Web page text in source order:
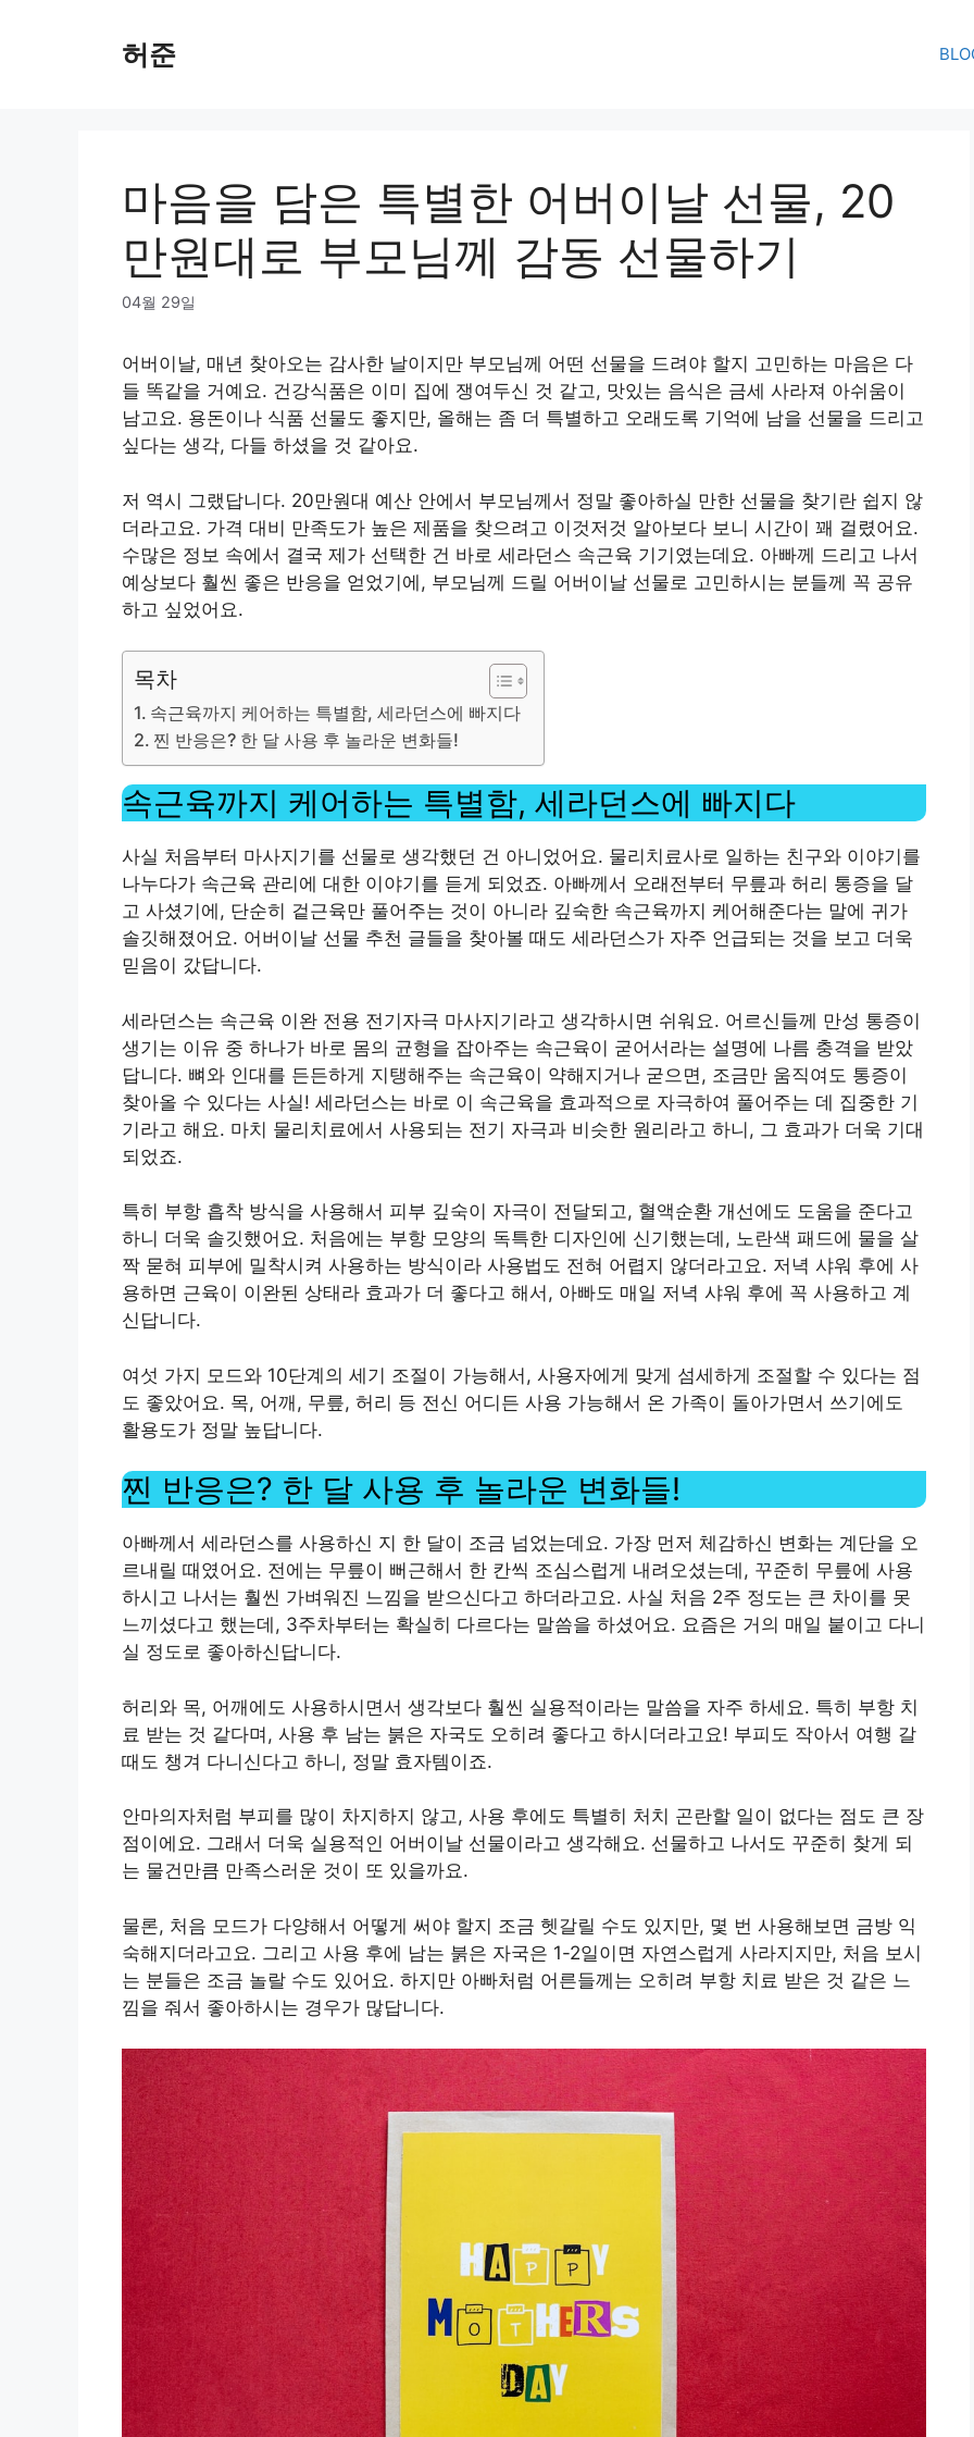
허준
마음을 담은 특별한 어버이날 선물, 20
만원대로 부모님께 감동 선물하기
04월 29일
어버이날, 매년 찾아오는 감사한 날이지만 부모님께 어떤 선물을 드려야 할지 고민하는 마음은 다
들 똑같을 거예요. 건강식품은 이미 집에 쟁여두신 것 같고, 맛있는 음식은 금세 사라져 아쉬움이
남고요. 용돈이나 식품 선물도 좋지만, 올해는 좀 더 특별하고 오래도록 기억에 남을 선물을 드리고
싶다는 생각, 다들 하셨을 것 같아요.
저 역시 그랬답니다. 20만원대 예산 안에서 부모님께서 정말 좋아하실 만한 선물을 찾기란 쉽지 않
더라고요. 가격 대비 만족도가 높은 제품을 찾으려고 이것저것 알아보다 보니 시간이 꽤 걸렸어요.
수많은 정보 속에서 결국 제가 선택한 건 바로 세라던스 속근육 기기였는데요. 아빠께 드리고 나서
예상보다 훨씬 좋은 반응을 얻었기에, 부모님께 드릴 어버이날 선물로 고민하시는 분들께 꼭 공유
하고 싶었어요.
목차
속근육까지 케어하는 특별함, 세라던스에 빠지다
찐 반응은? 한 달 사용 후 놀라운 변화들!
속근육까지 케어하는 특별함, 세라던스에 빠지다
사실 처음부터 마사지기를 선물로 생각했던 건 아니었어요. 물리치료사로 일하는 친구와 이야기를
나누다가 속근육 관리에 대한 이야기를 듣게 되었죠. 아빠께서 오래전부터 무릎과 허리 통증을 달
고 사셨기에, 단순히 겉근육만 풀어주는 것이 아니라 깊숙한 속근육까지 케어해준다는 말에 귀가
솔깃해졌어요. 어버이날 선물 추천 글들을 찾아볼 때도 세라던스가 자주 언급되는 것을 보고 더욱
믿음이 갔답니다.
세라던스는 속근육 이완 전용 전기자극 마사지기라고 생각하시면 쉬워요. 어르신들께 만성 통증이
생기는 이유 중 하나가 바로 몸의 균형을 잡아주는 속근육이 굳어서라는 설명에 나름 충격을 받았
답니다. 뼈와 인대를 든든하게 지탱해주는 속근육이 약해지거나 굳으면, 조금만 움직여도 통증이
찾아올 수 있다는 사실! 세라던스는 바로 이 속근육을 효과적으로 자극하여 풀어주는 데 집중한 기
기라고 해요. 마치 물리치료에서 사용되는 전기 자극과 비슷한 원리라고 하니, 그 효과가 더욱 기대
되었죠.
특히 부항 흡착 방식을 사용해서 피부 깊숙이 자극이 전달되고, 혈액순환 개선에도 도움을 준다고
하니 더욱 솔깃했어요. 처음에는 부항 모양의 독특한 디자인에 신기했는데, 노란색 패드에 물을 살
짝 묻혀 피부에 밀착시켜 사용하는 방식이라 사용법도 전혀 어렵지 않더라고요. 저녁 샤워 후에 사
용하면 근육이 이완된 상태라 효과가 더 좋다고 해서, 아빠도 매일 저녁 샤워 후에 꼭 사용하고 계
신답니다.
여섯 가지 모드와 10단계의 세기 조절이 가능해서, 사용자에게 맞게 섬세하게 조절할 수 있다는 점
도 좋았어요. 목, 어깨, 무릎, 허리 등 전신 어디든 사용 가능해서 온 가족이 돌아가면서 쓰기에도
활용도가 정말 높답니다.
찐 반응은? 한 달 사용 후 놀라운 변화들!
아빠께서 세라던스를 사용하신 지 한 달이 조금 넘었는데요. 가장 먼저 체감하신 변화는 계단을 오
르내릴 때였어요. 전에는 무릎이 뻐근해서 한 칸씩 조심스럽게 내려오셨는데, 꾸준히 무릎에 사용
하시고 나서는 훨씬 가벼워진 느낌을 받으신다고 하더라고요. 사실 처음 2주 정도는 큰 차이를 못
느끼셨다고 했는데, 3주차부터는 확실히 다르다는 말씀을 하셨어요. 요즘은 거의 매일 붙이고 다니
실 정도로 좋아하신답니다.
허리와 목, 어깨에도 사용하시면서 생각보다 훨씬 실용적이라는 말씀을 자주 하세요. 특히 부항 치
료 받는 것 같다며, 사용 후 남는 붉은 자국도 오히려 좋다고 하시더라고요! 부피도 작아서 여행 갈
때도 챙겨 다니신다고 하니, 정말 효자템이죠.
안마의자처럼 부피를 많이 차지하지 않고, 사용 후에도 특별히 처치 곤란할 일이 없다는 점도 큰 장
점이에요. 그래서 더욱 실용적인 어버이날 선물이라고 생각해요. 선물하고 나서도 꾸준히 찾게 되
는 물건만큼 만족스러운 것이 또 있을까요.
물론, 처음 모드가 다양해서 어떻게 써야 할지 조금 헷갈릴 수도 있지만, 몇 번 사용해보면 금방 익
숙해지더라고요. 그리고 사용 후에 남는 붉은 자국은 1-2일이면 자연스럽게 사라지지만, 처음 보시
는 분들은 조금 놀랄 수도 있어요. 하지만 아빠처럼 어른들께는 오히려 부항 치료 받은 것 같은 느
낌을 줘서 좋아하시는 경우가 많답니다.